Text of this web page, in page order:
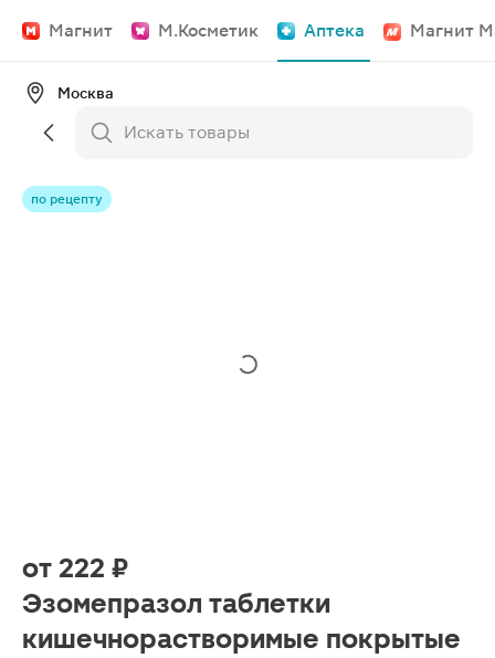
Магнит М.Косметик Аптека Магнит
Москва
по рецепту
от 222 ₽
Эзомепразол таблетки
кишечнорастворимые покрытые